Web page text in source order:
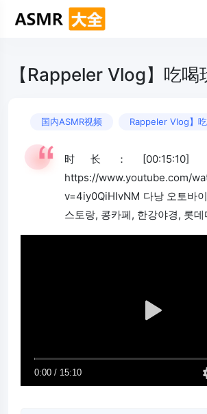
【Rappeler Vlog】吃喝
国内ASMR视频 Rappeler Vlog】
时长：
https://www.youtube.com/
v=4iy0QiHIvNM 다낭 오토바
스토랑, 콩카페, 한강야경, 롯데